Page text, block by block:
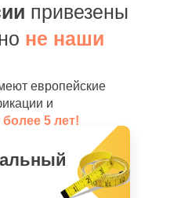
привезены
не наши
европейские
и
5 лет!